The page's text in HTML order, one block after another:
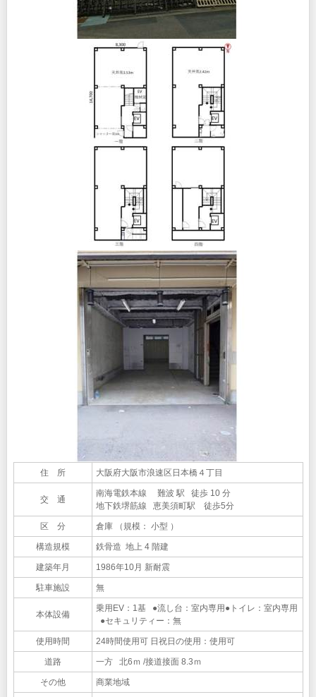
住 所 大阪府大阪市浪速区日本橋４丁目
交 通
南海電鉄本線 難波 駅 徒歩 10 分
地下鉄堺筋線 恵美須町駅 徒歩5分
区 分 倉庫 （規模： 小型 ）
構造規模 鉄骨造 地上 4 階建
建築年月 1986年10月 新耐震
駐車施設 無
本体設備
乗用EV：1基 ●流し台：室内専用●トイレ：室内専用
●セキュリティー：無
使用時間 24時間使用可 日祝日の使用：使用可
道路 一方 北6ｍ /接道接面 8.3ｍ
その他 商業地域